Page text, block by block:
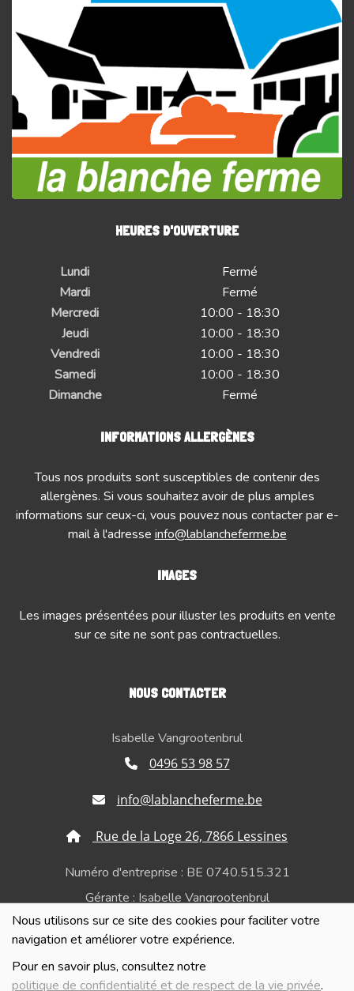
Nous utilisons sur ce site des cookies pour faciliter votre
navigation et améliorer votre expérience.
Pour en savoir plus, consultez notre
politique de confidentialité et de respect de la vie privée.
HEURES D'OUVERTURE
Lundi
Fermé
Mardi
Fermé
Mercredi
10:00 - 18:30
Jeudi
10:00 - 18:30
Vendredi
10:00 - 18:30
Samedi
10:00 - 18:30
Dimanche
Fermé
INFORMATIONS ALLERGÈNES
Tous nos produits sont susceptibles de contenir des
allergènes. Si vous souhaitez avoir de plus amples
informations sur ceux-ci, vous pouvez nous contacter par e-
mail à l'adresse info@lablancheferme.be
IMAGES
Les images présentées pour illuster les produits en vente
sur ce site ne sont pas contractuelles.
NOUS CONTACTER
Isabelle Vangrootenbrul
0496 53 98 57
info@lablancheferme.be
Rue de la Loge 26, 7866 Lessines
Numéro d'entreprise : BE 0740.515.321
Gérante : Isabelle Vangrootenbrul
Politique de confidentialité et de respect de la vie
privée